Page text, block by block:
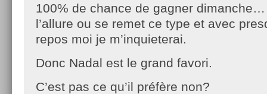
100% de chance de gagner
l’allure ou se remet ce type et avec
repos moi je m’inquieterai.
Donc Nadal est le grand favori.
C’est pas ce qu’il préfère non?